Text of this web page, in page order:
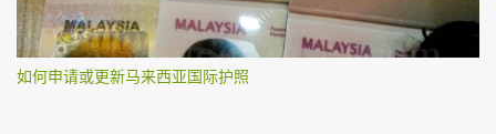
如何申请或更新马来西亚国际护照